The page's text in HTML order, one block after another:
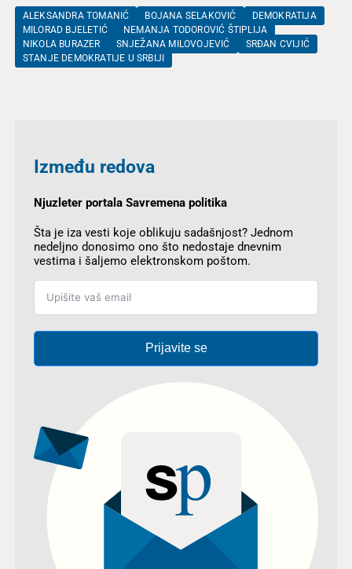
ALEKSANDRA TOMANIĆ BOJANA SELAKOVIĆ
DEMOKRATIJA
MILORAD BJELETIĆ
NEMANJA TODOROVIĆ ŠTIPLIJA
NIKOLA BURAZER
SNJEŽANA MILOVOJEVIĆ
SRĐAN CVIJIĆ
STANJE DEMOKRATIJE U SRBIJI
Između redova
Njuzleter portala Savremena politika
Šta je iza vesti koje oblikuju sadašnjost? Jednom
nedeljno donosimo ono što nedostaje dnevnim
vestima i šaljemo elektronskom poštom.
Prijavite se